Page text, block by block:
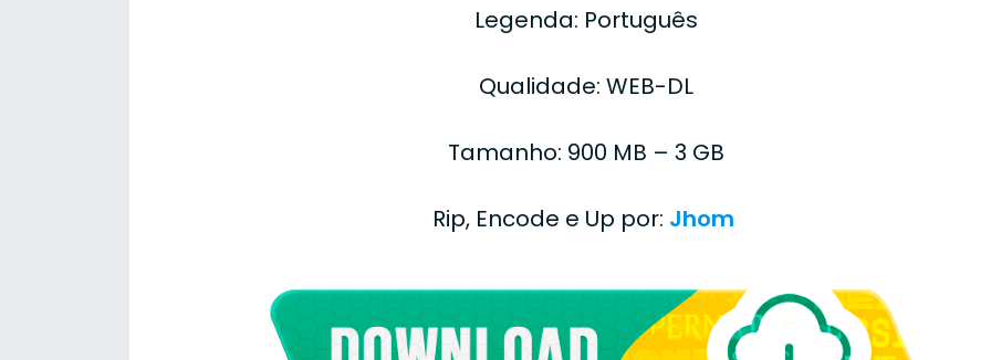
Legenda: Português
Qualidade: WEB-DL
Tamanho: 900 MB – 3 GB
Rip, Encode e Up por: Jhom